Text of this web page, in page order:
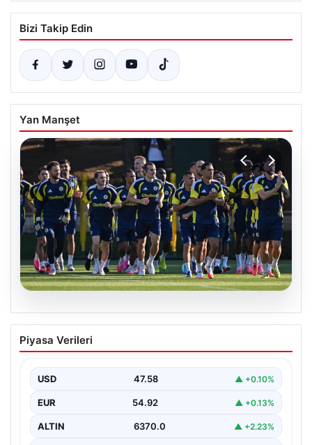
Bizi Takip Edin
Yan Manşet
05.08.2026
Fenerbahçe’nin Avrupa kadrosunda
Sturm Graz maçı öncesi değişiklik!
Piyasa Verileri
USD 47.58 ▲ +0.10%
EUR 54.92 ▲ +0.13%
ALTIN 6370.0 ▲ +2.23%